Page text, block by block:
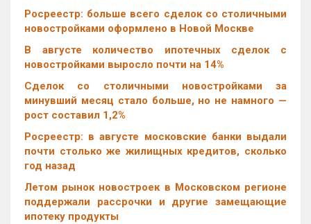
Росреестр: больше всего сделок со столичными
новостройками оформлено в Новой Москве
В августе количество ипотечных сделок с
новостройками выросло почти на 14%
Cделок со столичными новостройками за
минувший месяц стало больше, но не намного —
рост составил 1,2%
Росреестр: в августе московские банки выдали
почти столько же жилищных кредитов, сколько
год назад
Летом рынок новостроек в Московском регионе
поддержали рассрочки и другие замещающие
ипотеку продукты